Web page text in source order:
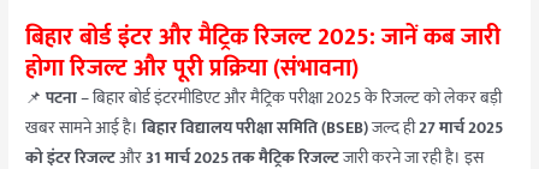
बिहार बोर्ड इंटर और मैट्रिक रिजल्ट 2025: जानें कब जारी
होगा रिजल्ट और पूरी प्रक्रिया (संभावना)
📌पटना– बिहार बोर्ड इंटरमीडिएट और मैट्रिक परीक्षा 2025 के रिजल्ट को लेकर बड़ी
खबर सामने आई है।बिहार विद्यालय परीक्षा समिति (BSEB)जल्द ही27 मार्च 2025
को इंटर रिजल्टऔर31 मार्च 2025 तक मैट्रिक रिजल्टजारी करने जा रही है। इस